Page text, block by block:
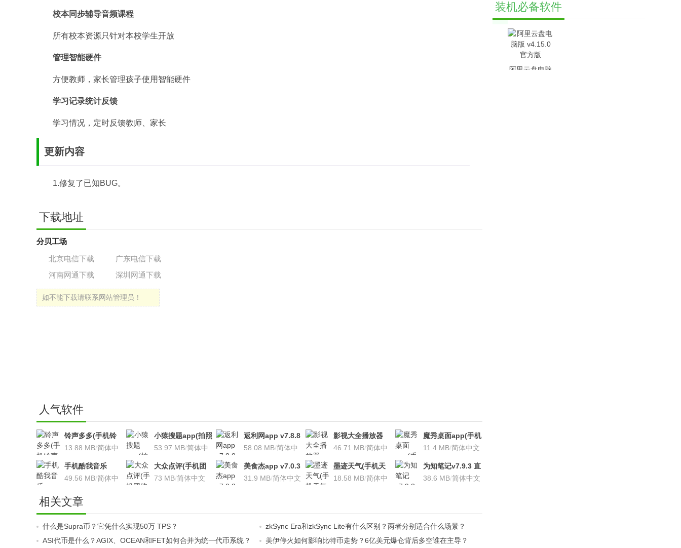
校本同步辅导音频课程
所有校本资源只针对本校学生开放
管理智能硬件
方便教师，家长管理孩子使用智能硬件
学习记录统计反馈
学习情况，定时反馈教师、家长
更新内容
1.修复了已知BUG。
下载地址
分贝工场
北京电信下载
广东电信下载
河南网通下载
深圳网通下载
如不能下载请联系网站管理员！
人气软件
铃声多多(手机铃
声软件)v8.7.66 安
13.88 MB/简体中
小猿搜题app(拍照
搜题利器)V9.7.2安
53.97 MB/简体中
返利网app v7.8.8
安卓版
58.08 MB/简体中
影视大全播放器
v3.1.7 安卓版
46.71 MB/简体中
魔秀桌面app(手机
桌面软件)v6.8.6
11.4 MB/简体中文
手机酷我音乐
V9.2.3.5 安卓版
49.56 MB/简体中
大众点评(手机团
购软件)V10.18.4
73 MB/简体中文
美食杰app v7.0.3
安卓版
31.9 MB/简体中文
墨迹天气(手机天
气软
18.58 MB/简体中
为知笔记v7.9.3 直
装本地VIP会员版
38.6 MB/简体中文
相关文章
什么是Supra币？它凭什么实现50万 TPS？
zkSync Era和zkSync Lite有什么区别？两者分别适合什么场景？
ASI代币是什么？AGIX、OCEAN和FET如何合并为统一代币系统？
美伊停火如何影响比特币走势？6亿美元爆仓背后多空谁在主导？
装机必备软件
阿里云盘电脑